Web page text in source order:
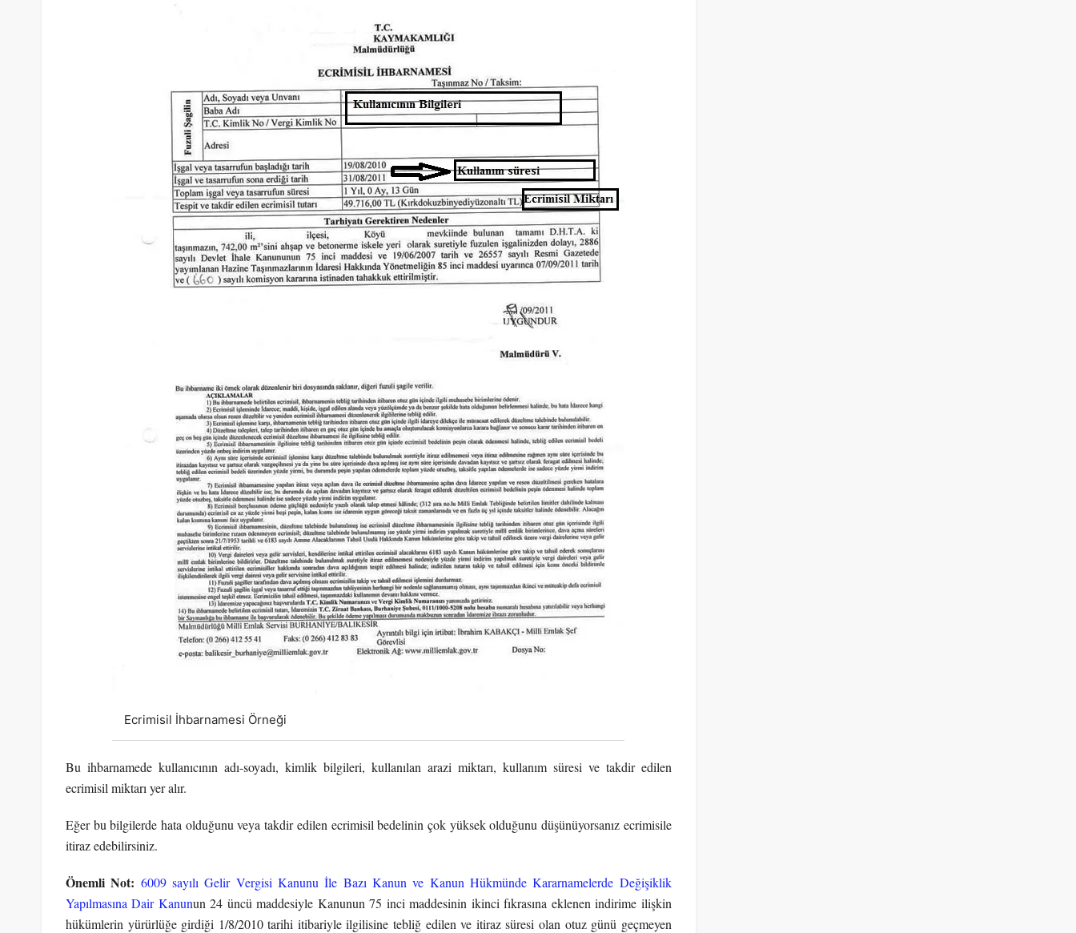
Ecrimisil İhbarnamesi Örneği
Bu ihbarnamede kullanıcının adı-soyadı, kimlik bilgileri, kullanılan arazi miktarı, kullanım süresi ve takdir edilen
ecrimisil miktarı yer alır.
Eğer bu bilgilerde hata olduğunu veya takdir edilen ecrimisil bedelinin çok yüksek olduğunu düşünüyorsanız ecrimisile
itiraz edebilirsiniz.
Önemli Not: 6009 sayılı Gelir Vergisi Kanunu İle Bazı Kanun ve Kanun Hükmünde Kararnamelerde Değişiklik
Yapılmasına Dair Kanunun 24 üncü maddesiyle Kanunun 75 inci maddesinin ikinci fıkrasına eklenen indirime ilişkin
hükümlerin yürürlüğe girdiği 1/8/2010 tarihi itibariyle ilgilisine tebliğ edilen ve itiraz süresi olan otuz günü geçmeyen